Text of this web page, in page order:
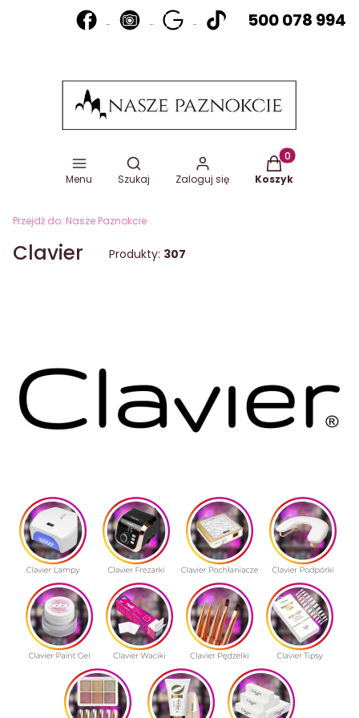
500 078 994
Menu
Otwórz wyszukiwarkę
Szukaj Zaloguj się
Produkty w
Koszyk
Przejdź do: Nasze Paznokcie
Clavier Produkty: 307